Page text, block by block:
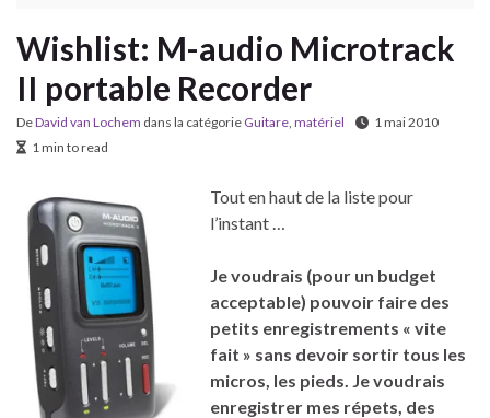
Wishlist: M-audio Microtrack
II portable Recorder
DeDavid van Lochem dans la catégorie Guitare matériel
1 mai 2010
1 min to read
Tout en haut de la liste pour
l’instant …
Je voudrais (pour un budget
acceptable) pouvoir faire des
petits enregistrements « vite
fait » sans devoir sortir tous les
micros, les pieds. Je voudrais
enregistrer mes répets, des